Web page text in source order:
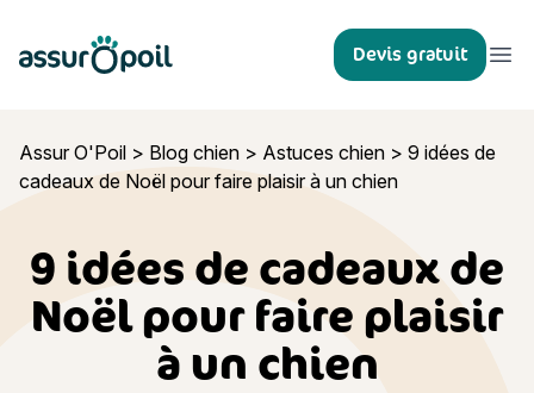
Assur O'Poil Devis gratuit
Assur O'Poil > Blog chien > Astuces chien > 9 idées de
cadeaux de Noël pour faire plaisir à un chien
9 idées de cadeaux de
Noël pour faire plaisir
à un chien